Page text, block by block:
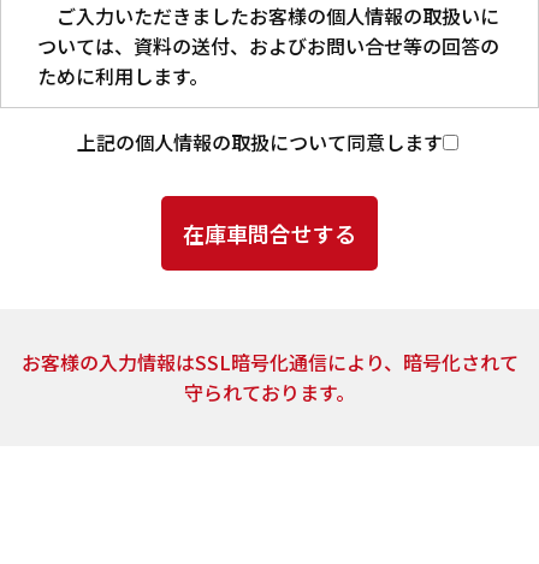
ご入力いただきましたお客様の個人情報の取扱いに
ついては、資料の送付、およびお問い合せ等の回答の
ために利用します。
3．第三者への提供
とはありません。
上記2.の利用目的の達成に必要な範囲内において、ご
提供頂いた個人情報の取扱いを委託する場合がありま
す。当社は、個人情報の取扱いを委託する場合、業務委
上記の個人情報の取扱について同意します
お客様の入力情報はSSL暗号化通信により、暗号化されて
守られております。